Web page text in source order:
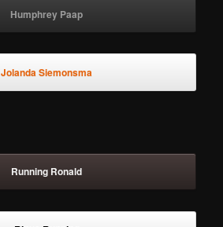
Humphrey Paap
Jolanda Siemonsma
Running Ronald